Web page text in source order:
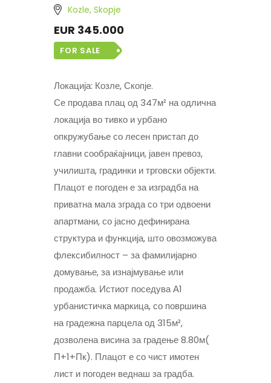
Kozle, Skopje
EUR 345.000
FOR SALE
Локација: Козле, Скопје.
Се продава плац од 347м² на одлична
локација во тивко и урбано
опкружубање со лесен пристап до
главни сообраќајници, јавен превоз,
училишта, градинки и трговски објекти.
Плацот е погоден е за изградба на
приватна мала зграда со три одвоени
апартмани, со јасно дефинирана
структура и функција, што овозможува
флексибилност – за фамилијарно
домување, за изнајмување или
продажба. Истиот поседува А1
урбанистичка маркица, со површина
на градежна парцела од 315м²,
дозволена висина за градење 8.80м(
П+1+Пк). Плацот е со чист имотен
лист и погоден веднаш за градба.